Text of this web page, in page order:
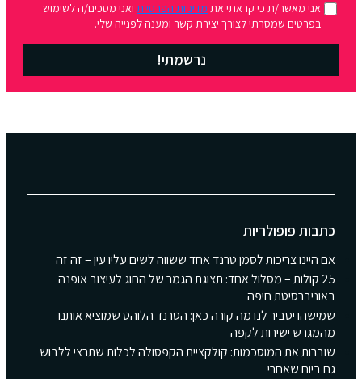
אני מאשר/ת כי קראתי את מדיניות הפרטיות ואני מסכים/ה לשימוש
בפרטים שמסרתי לצורך יצירת קשר ומענה לפנייה שלי.
נרשמתי!
כתבות פופולריות
אם היינו צריכות לסמן טרנד אחד ששווה לשים עליו עין – זה זה
25 קולות – מסלול אחד: תצוגת הגמר של החוג לעיצוב אופנה
באוניברסיטת חיפה
שמישהו יסביר לנו מה קורה כאן: הטרנד הלוהט שמוציא אותנו
מהמגרש ישירות לקפה
שוברות את המוסכמות: קולקציית הקפסולה לכלות שתרצי ללבוש
גם ביום שאחרי